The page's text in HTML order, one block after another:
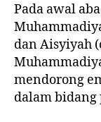
Pada awal
dan Aisyiyah
mendorong
dalam